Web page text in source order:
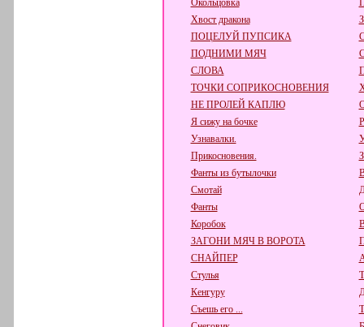
Окольцовка
Хвост дракона
ПОЦЕЛУЙ ПУПСИКА
ПОДНИМИ МЯЧ
СЛОВА
ТОЧКИ СОПРИКОСНОВЕНИЯ
НЕ ПРОЛЕЙ КАПЛЮ
Я сижу на бочке
Узнавалки.
Прикосновения.
Фанты из бутылочки
Смотай
Фанты
Коробок
ЗАГОНИ МЯЧ В ВОРОТА
СНАЙПЕР
Стулья
Кенгуру
Съешь его ...